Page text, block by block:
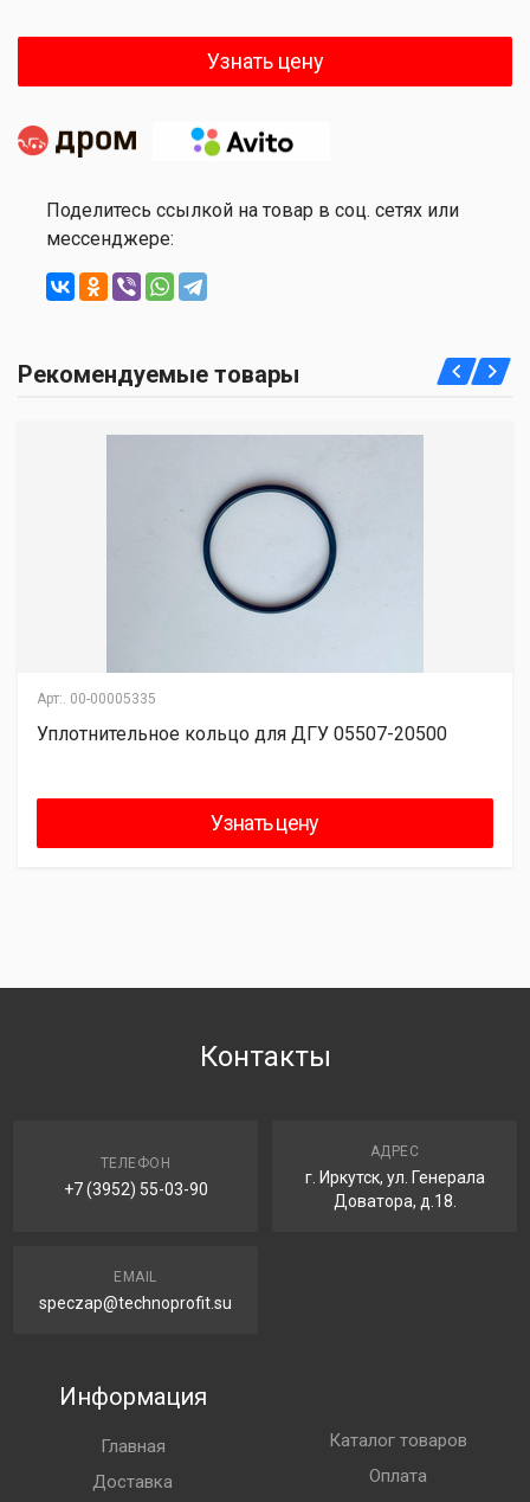
Узнать цену
Поделитесь ссылкой на товар в соц. сетях или
мессенджере:
Рекомендуемые товары
Арт:. 00-00005335
Уплотнительное кольцо для ДГУ 05507-20500
Узнать цену
Контакты
ТЕЛЕФОН
+7 (3952) 55-03-90
АДРЕС
г. Иркутск, ул. Генерала
Доватора, д.18.
EMAIL
speczap@technoprofit.su
Информация
Главная
Доставка
Каталог товаров
Оплата